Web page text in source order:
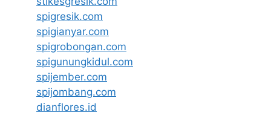
spigresik.com
spigianyar.com
spigrobongan.com
spigunungkidul.com
spijember.com
spijombang.com
dianflores.id